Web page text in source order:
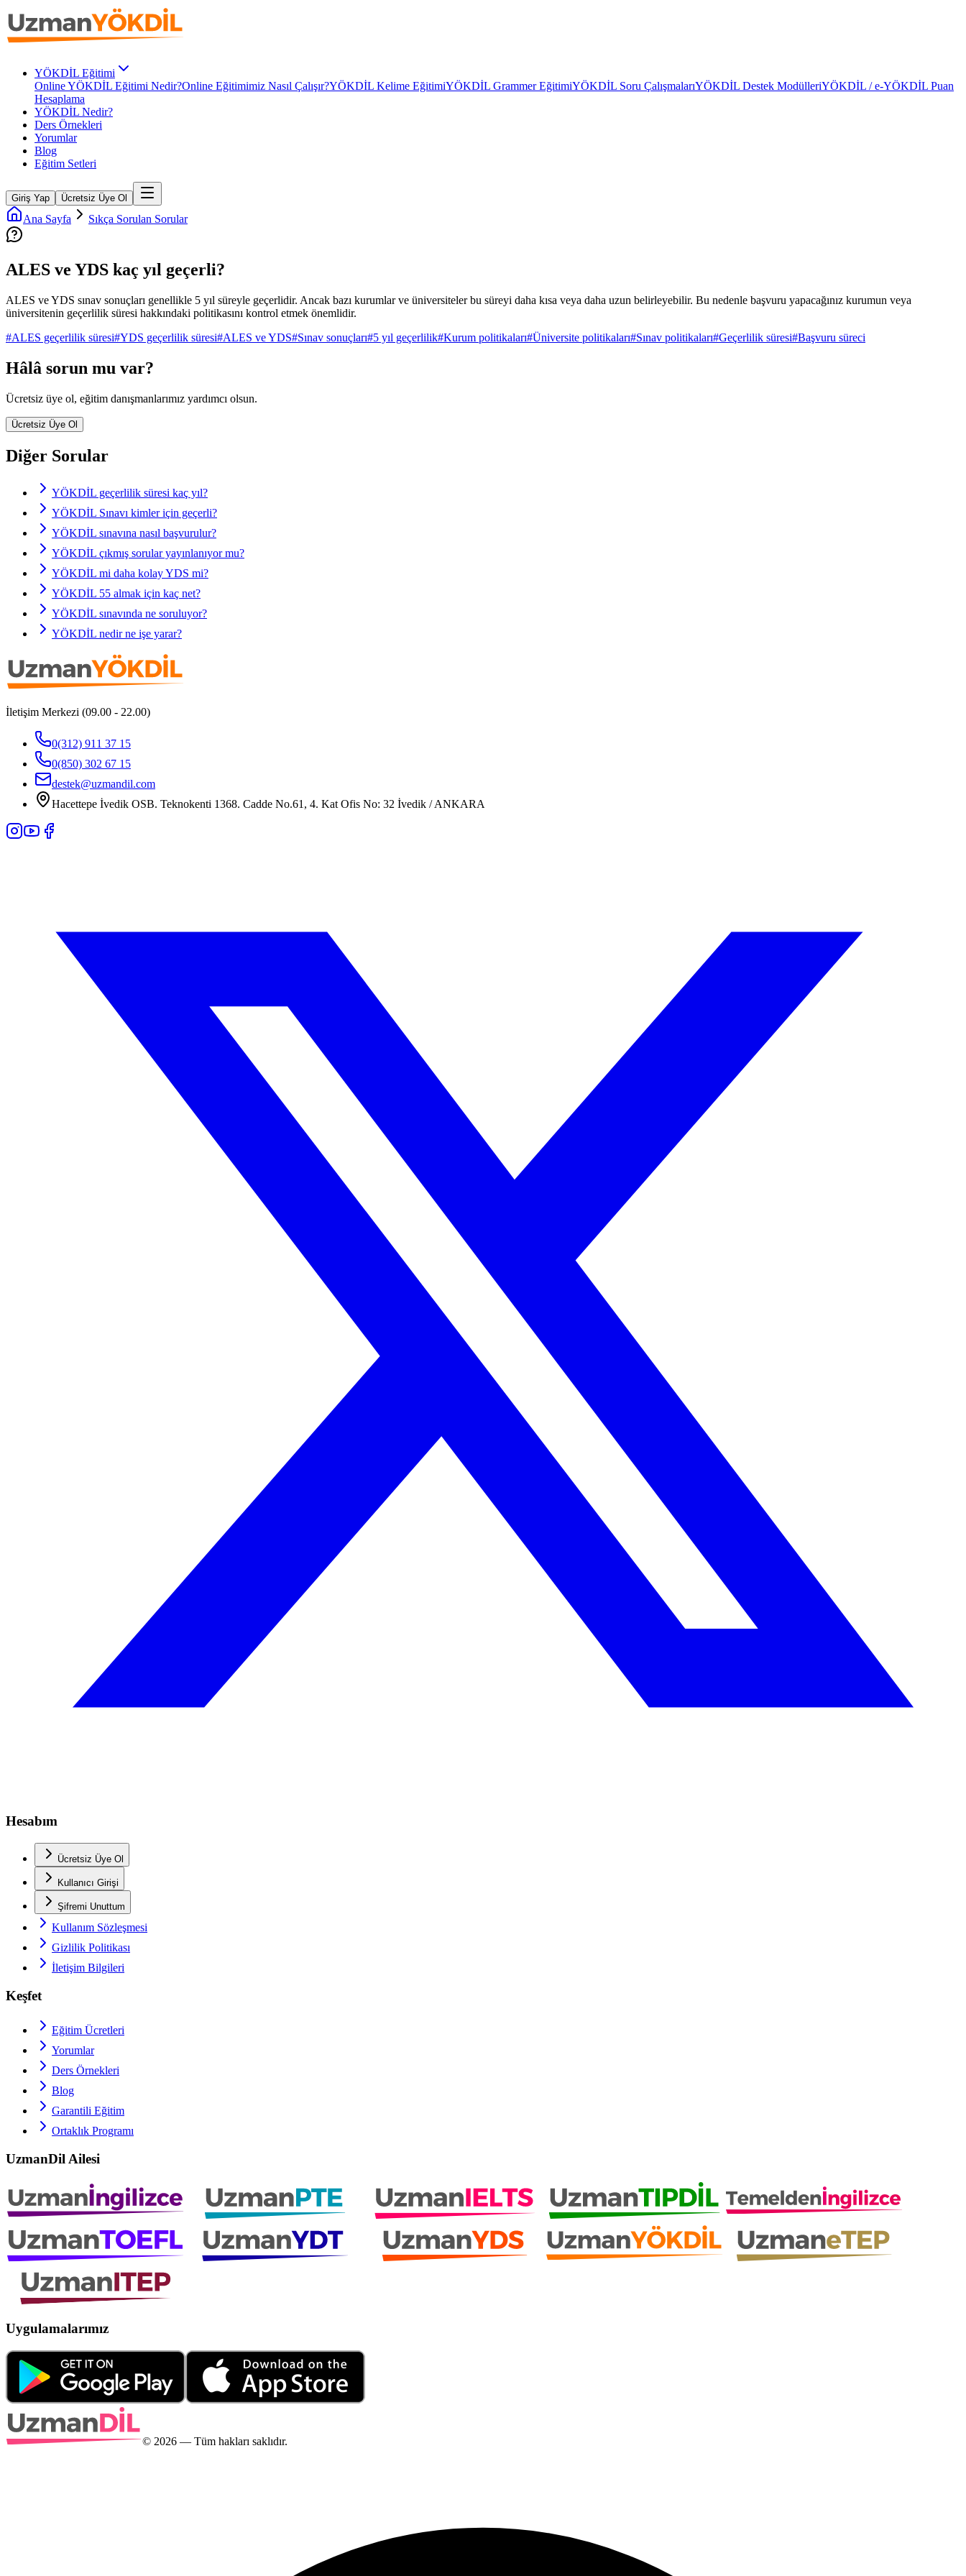
YÖKDİL Eğitimi
Online YÖKDİL Eğitimi Nedir?Online Eğitimimiz Nasıl Çalışır?YÖKDİL Kelime EğitimiYÖKDİL Grammer EğitimiYÖKDİL Soru ÇalışmalarıYÖKDİL Destek ModülleriYÖKDİL / e-YÖKDİL Puan
Hesaplama
YÖKDİL Nedir?
Ders Örnekleri
Yorumlar
Blog
Eğitim Setleri
Giriş Yap Ücretsiz Üye Ol
Ana Sayfa Sıkça Sorulan Sorular
ALES ve YDS kaç yıl geçerli?
ALES ve YDS sınav sonuçları genellikle 5 yıl süreyle geçerlidir. Ancak bazı kurumlar ve üniversiteler bu süreyi daha kısa veya daha uzun belirleyebilir. Bu nedenle başvuru yapacağınız kurumun veya
üniversitenin geçerlilik süresi hakkındaki politikasını kontrol etmek önemlidir.
#ALES geçerlilik süresi#YDS geçerlilik süresi#ALES ve YDS#Sınav sonuçları#5 yıl geçerlilik#Kurum politikaları#Üniversite politikaları#Sınav politikaları#Geçerlilik süresi#Başvuru süreci
Hâlâ sorun mu var?
Ücretsiz üye ol, eğitim danışmanlarımız yardımcı olsun.
Ücretsiz Üye Ol
Diğer Sorular
YÖKDİL geçerlilik süresi kaç yıl?
YÖKDİL Sınavı kimler için geçerli?
YÖKDİL sınavına nasıl başvurulur?
YÖKDİL çıkmış sorular yayınlanıyor mu?
YÖKDİL mi daha kolay YDS mi?
YÖKDİL 55 almak için kaç net?
YÖKDİL sınavında ne soruluyor?
YÖKDİL nedir ne işe yarar?
İletişim Merkezi (09.00 - 22.00)
0(312) 911 37 15
0(850) 302 67 15
destek@uzmandil.com
Hacettepe İvedik OSB. Teknokenti 1368. Cadde No.61, 4. Kat Ofis No: 32 İvedik / ANKARA
Hesabım
Ücretsiz Üye Ol
Kullanıcı Girişi
Şifremi Unuttum
Kullanım Sözleşmesi
Gizlilik Politikası
İletişim Bilgileri
Keşfet
Eğitim Ücretleri
Yorumlar
Ders Örnekleri
Blog
Garantili Eğitim
Ortaklık Programı
UzmanDil Ailesi
Uygulamalarımız
© 2026 — Tüm hakları saklıdır.